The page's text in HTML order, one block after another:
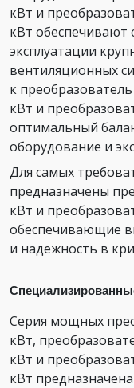
кВт и
кВт
эксплуатации
вентиляционных
к
кВт и
оптимальный
оборудование и
Для самых
предназначены
кВт и
обеспечивающие
и надежность в
Серия мощных
кВт,
кВт и
кВт